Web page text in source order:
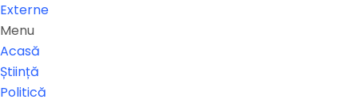
Externe
Menu
Acasă
Știință
Politică